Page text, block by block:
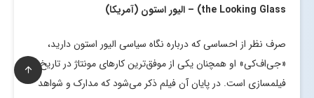
the Looking Glass) – الیور استون (آمریکا)
صرف نظر از احساسی که درباره نگاه سیاسی الیور استون دارید،
«جی‌اف‌کی» او همچنان یکی از موفق‌ترین کارهای مونتاژ در تاریخ
فیلمسازی است. در پایان آن فیلم ذکر می‌شود که مدارک و شواهد